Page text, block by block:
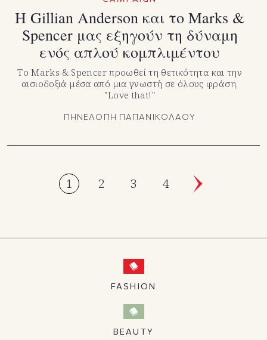
Η Gillian Anderson και το Marks &
Spencer μας εξηγούν τη δύναμη
ενός απλού κομπλιμέντου
Το Marks & Spencer προωθεί τη θετικότητα και την
αισιοδοξιά μέσα από μια γνωστή σε όλους φράση.
"Love that!"
ΠΗΝΕΛΟΠΗ ΠΑΠΑΝΙΚΟΛΑΟΥ
1 2 3 4
FASHION
BEAUTY